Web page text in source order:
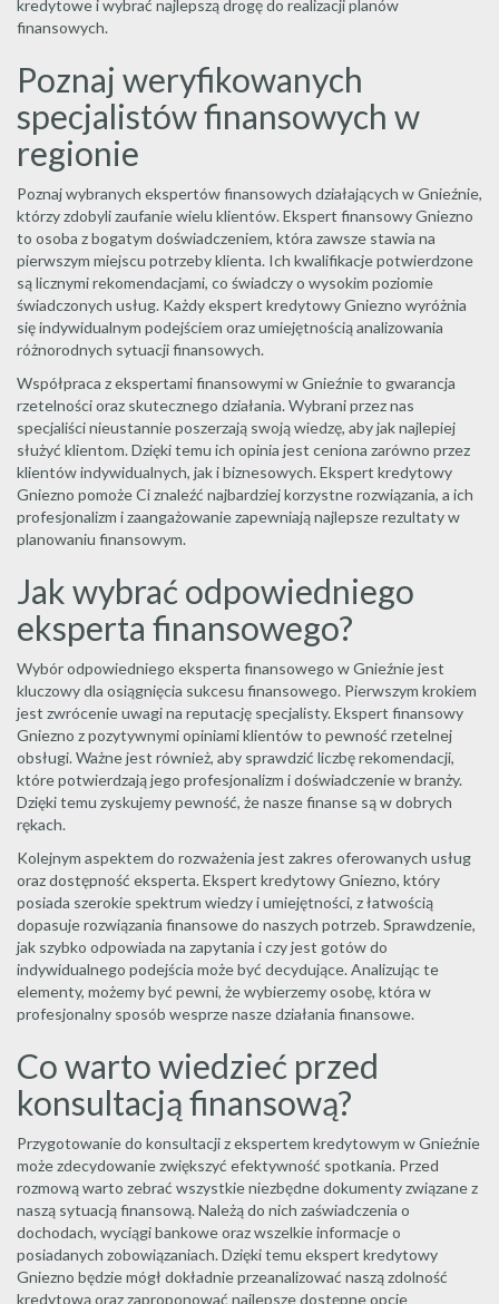
kredytowe i wybrać najlepszą drogę do realizacji planów
finansowych.
Poznaj weryfikowanych
specjalistów finansowych w
regionie
Poznaj wybranych ekspertów finansowych działających w Gnieźnie,
którzy zdobyli zaufanie wielu klientów. Ekspert finansowy Gniezno
to osoba z bogatym doświadczeniem, która zawsze stawia na
pierwszym miejscu potrzeby klienta. Ich kwalifikacje potwierdzone
są licznymi rekomendacjami, co świadczy o wysokim poziomie
świadczonych usług. Każdy ekspert kredytowy Gniezno wyróżnia
się indywidualnym podejściem oraz umiejętnością analizowania
różnorodnych sytuacji finansowych.
Współpraca z ekspertami finansowymi w Gnieźnie to gwarancja
rzetelności oraz skutecznego działania. Wybrani przez nas
specjaliści nieustannie poszerzają swoją wiedzę, aby jak najlepiej
służyć klientom. Dzięki temu ich opinia jest ceniona zarówno przez
klientów indywidualnych, jak i biznesowych. Ekspert kredytowy
Gniezno pomoże Ci znaleźć najbardziej korzystne rozwiązania, a ich
profesjonalizm i zaangażowanie zapewniają najlepsze rezultaty w
planowaniu finansowym.
Jak wybrać odpowiedniego
eksperta finansowego?
Wybór odpowiedniego eksperta finansowego w Gnieźnie jest
kluczowy dla osiągnięcia sukcesu finansowego. Pierwszym krokiem
jest zwrócenie uwagi na reputację specjalisty. Ekspert finansowy
Gniezno z pozytywnymi opiniami klientów to pewność rzetelnej
obsługi. Ważne jest również, aby sprawdzić liczbę rekomendacji,
które potwierdzają jego profesjonalizm i doświadczenie w branży.
Dzięki temu zyskujemy pewność, że nasze finanse są w dobrych
rękach.
Kolejnym aspektem do rozważenia jest zakres oferowanych usług
oraz dostępność eksperta. Ekspert kredytowy Gniezno, który
posiada szerokie spektrum wiedzy i umiejętności, z łatwością
dopasuje rozwiązania finansowe do naszych potrzeb. Sprawdzenie,
jak szybko odpowiada na zapytania i czy jest gotów do
indywidualnego podejścia może być decydujące. Analizując te
elementy, możemy być pewni, że wybierzemy osobę, która w
profesjonalny sposób wesprze nasze działania finansowe.
Co warto wiedzieć przed
konsultacją finansową?
Przygotowanie do konsultacji z ekspertem kredytowym w Gnieźnie
może zdecydowanie zwiększyć efektywność spotkania. Przed
rozmową warto zebrać wszystkie niezbędne dokumenty związane z
naszą sytuacją finansową. Należą do nich zaświadczenia o
dochodach, wyciągi bankowe oraz wszelkie informacje o
posiadanych zobowiązaniach. Dzięki temu ekspert kredytowy
Gniezno będzie mógł dokładnie przeanalizować naszą zdolność
kredytową oraz zaproponować najlepsze dostępne opcje